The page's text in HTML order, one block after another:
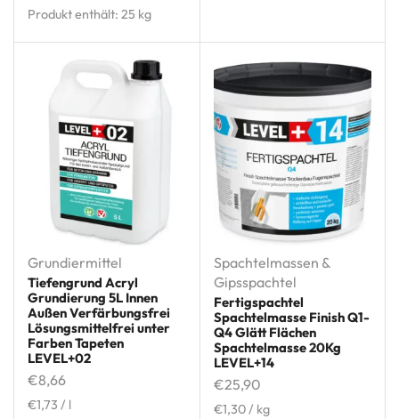
Produkt enthält: 25 kg
Grundiermittel
Tiefengrund Acryl
Grundierung 5L Innen
Außen Verfärbungsfrei
Lösungsmittelfrei unter
Farben Tapeten
LEVEL+02
€8,66
€1,73 / l
Spachtelmassen &
Gipsspachtel
Fertigspachtel
Spachtelmasse Finish Q1-
Q4 Glätt Flächen
Spachtelmasse 20Kg
LEVEL+14
€25,90
€1,30/ kg